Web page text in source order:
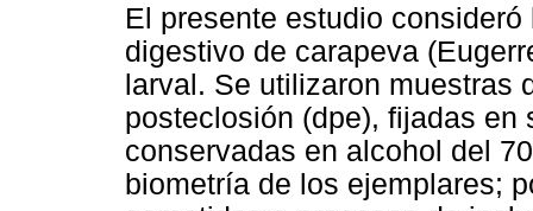
El presente estudio
digestivo de carapeva
larval. Se utilizaron muestras
posteclosión (dpe), fijadas
conservadas en alcohol del
biometría de los ejemplares;